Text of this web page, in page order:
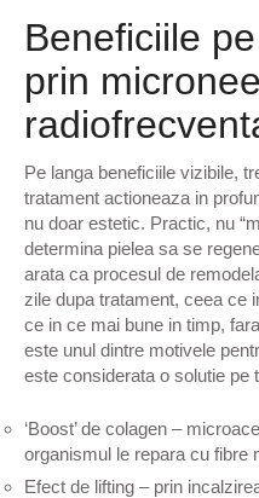
Beneficiile
prin
Pe langa beneficiile vizibile,
tratament actioneaza in
nu doar estetic. Practic, nu
determina pielea sa se
arata ca procesul de
zile dupa tratament, ceea ce
ce in ce mai bune in timp,
este unul dintre motivele
este considerata o solutie pe
‘Boost’ de colagen –
organismul le repara cu fibre
Efect de lifting – prin